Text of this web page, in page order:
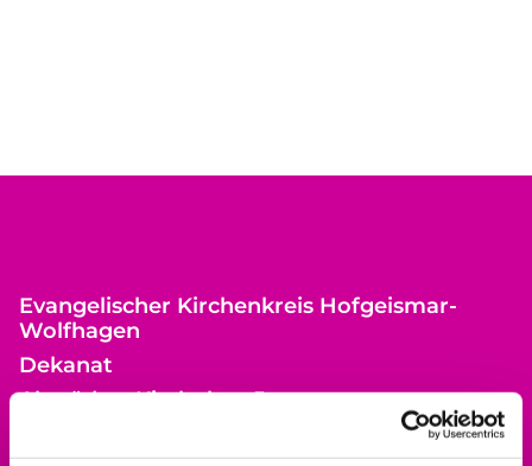
Evangelischer Kirchenkreis Hofgeismar-
Wolfhagen
Dekanat
Altstädter Kirchplatz 5